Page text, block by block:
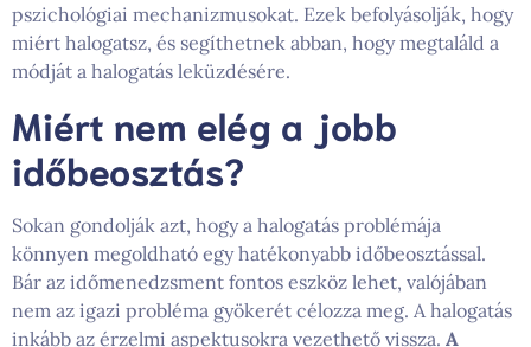
pszichológiai mechanizmusokat. Ezek befolyásolják, hogy
miért halogatsz, és segíthetnek abban, hogy megtaláld a
módját a halogatás leküzdésére.
Miért nem elég a jobb
időbeosztás?
Sokan gondolják azt, hogy a halogatás problémája
könnyen megoldható egy hatékonyabb időbeosztással.
Bár az időmenedzsment fontos eszköz lehet, valójában
nem az igazi probléma gyökerét célozza meg. A halogatás
inkább az érzelmi aspektusokra vezethető vissza. A